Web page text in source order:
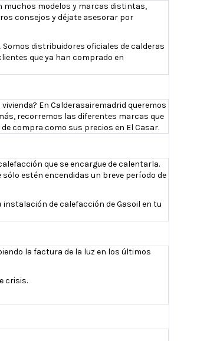
muchos modelos y marcas distintas,
consejos y déjate asesorar por
distribuidores oficiales de calderas
que ya han comprado en
En Calderasairemadrid queremos
recorremos las diferentes marcas que
compra como sus precios en El Casar.
que se encargue de calentarla.
estén encendidas un breve período de
de calefacción de Gasoil en tu
la factura de la luz en los últimos
crisis.